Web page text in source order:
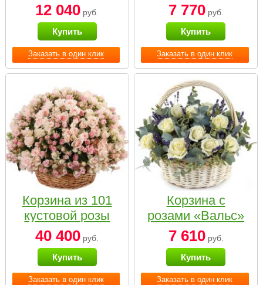
Заказать в один клик
12 040 руб.
Купить
Заказать в один клик
7 770руб.
Купить
Заказать в один клик
Корзина из 101
кустовой розы
нежных тонов
40 400 руб.
Купить
Заказать в один клик
Корзина с
розами «Вальс»
7 610руб.
Купить